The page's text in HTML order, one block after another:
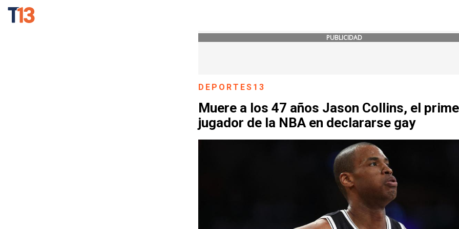
PUBLICIDAD
DEPORTES13
Muere a los 47 años Jason Collins, el
jugador de la NBA en declararse gay